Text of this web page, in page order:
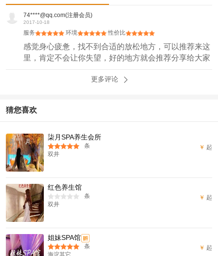
74****@qq.com(注册会员)
2017-10-18
服务 环境 性价比
感觉身心疲惫，找不到合适的放松地方，可以推荐来这
里，肯定不会让你失望，好的地方就会推荐分享给大家
更多评论
猜您喜欢
柒月SPA养生会所
条
双井
￥ 起
红色养生馆
条
双井
￥ 起
姐妹SPA馆折
条
海淀其它
￥ 起